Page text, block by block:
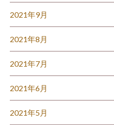
2021年9月
2021年8月
2021年7月
2021年6月
2021年5月